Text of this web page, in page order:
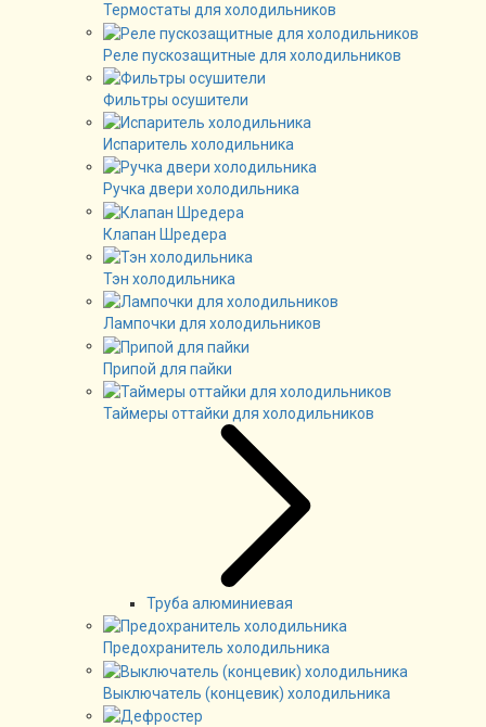
Термостаты для холодильников
Реле пускозащитные для холодильников
Фильтры осушители
Испаритель холодильника
Ручка двери холодильника
Клапан Шредера
Тэн холодильника
Лампочки для холодильников
Припой для пайки
Таймеры оттайки для холодильников
Труба алюминиевая
Предохранитель холодильника
Выключатель (концевик) холодильника